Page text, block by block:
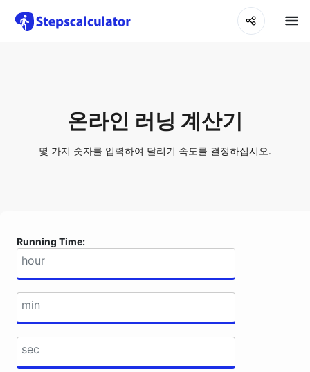
온라인 러닝 계산기
몇 가지 숫자를 입력하여 달리기 속도를 결정하십시오.
Running Time: